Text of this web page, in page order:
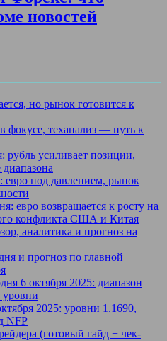
новостей
но рынок готовится к
фокусе, теханализ — путь к
рубль усиливает позиции,
евро под давлением, рынок
евро возвращается к росту на
конфликта США и Китая
аналитика и прогноз на
и прогноз по главной
6 октября 2025: диапазон
уровни
2025: уровни 1.1690,
NFP
(готовый гайд + чек-